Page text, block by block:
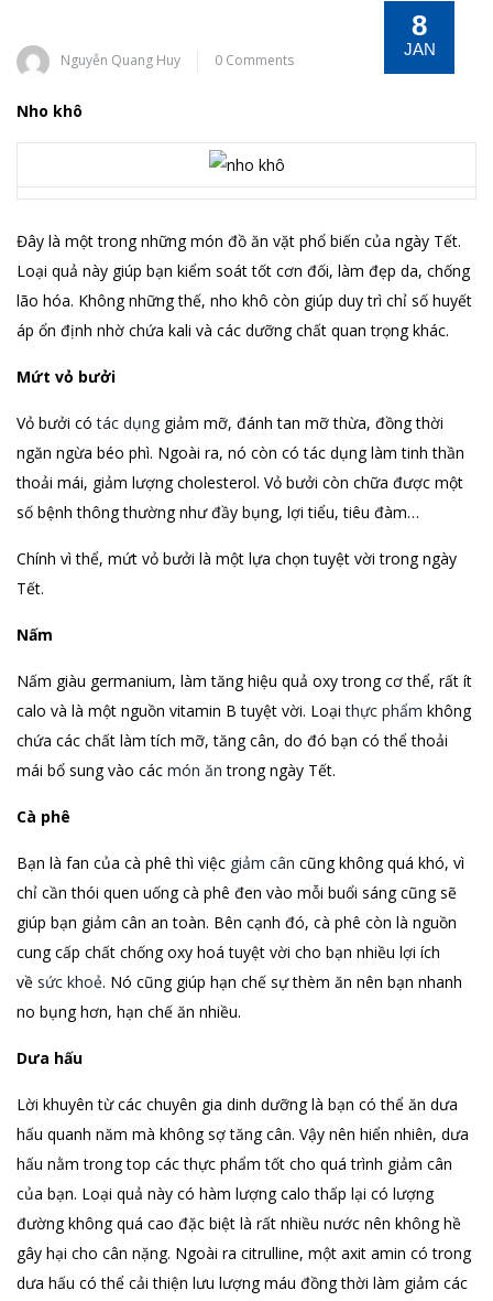
8
JAN
Nguyễn Quang Huy 0 Comments
Nho khô
Đây là một trong những món đồ ăn vặt phổ biến của ngày Tết.
Loại quả này giúp bạn kiểm soát tốt cơn đối, làm đẹp da, chống
lão hóa. Không những thế, nho khô còn giúp duy trì chỉ số huyết
áp ổn định nhờ chứa kali và các dưỡng chất quan trọng khác.
Mứt vỏ bưởi
Vỏ bưởi cótác dụng giảm mỡ, đánh tan mỡ thừa, đồng thời
ngăn ngừa béo phì. Ngoài ra, nó còn có tác dụng làm tinh thần
thoải mái, giảm lượng cholesterol. Vỏ bưởi còn chữa được một
số bệnh thông thường như đầy bụng, lợi tiểu, tiêu đàm…
Chính vì thể, mứt vỏ bưởi là một lựa chọn tuyệt vời trong ngày
Tết.
Nấm
Nấm giàu germanium, làm tăng hiệu quả oxy trong cơ thể, rất ít
calo và là một nguồn vitamin B tuyệt vời. Loạithực phẩm không
chứa các chất làm tích mỡ, tăng cân, do đó bạn có thể thoải
mái bổ sung vào các món ăn trong ngày Tết.
Cà phê
Bạn là fan của cà phê thì việc giảm cân cũng không quá khó, vì
chỉ cần thói quen uống cà phê đen vào mỗi buổi sáng cũng sẽ
giúp bạn giảm cân an toàn. Bên cạnh đó, cà phê còn là nguồn
cung cấp chất chống oxy hoá tuyệt vời cho bạn nhiều lợi ích
về sức khoẻ. Nó cũng giúp hạn chế sự thèm ăn nên bạn nhanh
no bụng hơn, hạn chế ăn nhiều.
Dưa hấu
Lời khuyên từ các chuyên gia dinh dưỡng là bạn có thể ăn dưa
hấu quanh năm mà không sợ tăng cân. Vậy nên hiển nhiên, dưa
hấu nằm trong top các thực phẩm tốt cho quá trình giảm cân
của bạn. Loại quả này có hàm lượng calo thấp lại có lượng
đường không quá cao đặc biệt là rất nhiều nước nên không hề
gây hại cho cân nặng. Ngoài ra citrulline, một axit amin có trong
dưa hấu có thể cải thiện lưu lượng máu đồng thời làm giảm các